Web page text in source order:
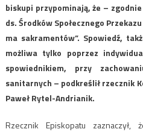
biskupi przypominają, że –
ds. Środków Społecznego
ma sakramentów”. Spowiedź,
możliwa tylko poprzez
spowiednikiem, przy
sanitarnych – podkreślił rzecznik
Paweł Rytel-Andrianik.
Rzecznik Episkopatu